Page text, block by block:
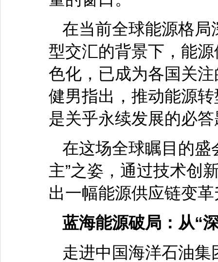
在当前全球能源格
型交汇的背景下，能
色化，已成为各国关
健男指出，推动能源
是关乎永续发展的必答
在这场全球瞩目的盛
主”之姿，通过技术创
出一幅能源供应链变
蓝海能源破局：从“
走进中国海洋石油集